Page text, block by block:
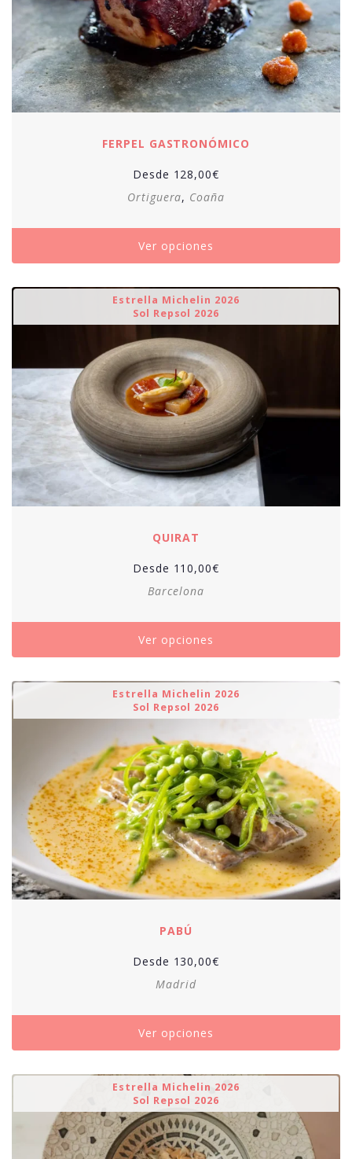
FERPEL GASTRONÓMICO
Desde 128,00€
Ortiguera, Coaña
Ver opciones
Estrella Michelin 2026
Sol Repsol 2026
QUIRAT
Desde 110,00€
Barcelona
Ver opciones
Estrella Michelin 2026
Sol Repsol 2026
PABÚ
Desde 130,00€
Madrid
Ver opciones
Estrella Michelin 2026
Sol Repsol 2026